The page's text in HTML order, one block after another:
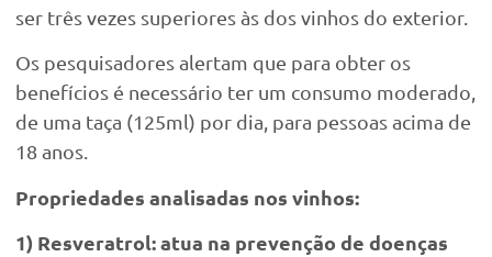
ser três vezes superiores às dos vinhos do exterior.
Os pesquisadores alertam que para obter os
benefícios é necessário ter um consumo moderado,
de uma taça (125ml) por dia, para pessoas acima de
18 anos.
Propriedades analisadas nos vinhos:
1) Resveratrol: atua na prevenção de doenças